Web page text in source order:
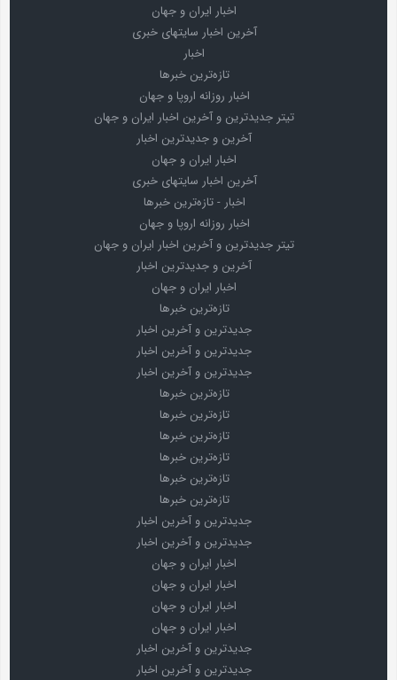
اخبار ایران و جهان
آخرین اخبار سایتهای خبری
اخبار
تازه‌ترین خبرها
اخبار روزانه اروپا و جهان
تیتر جدیدترین و آخرین اخبار ایران و جهان
آخرین و جدیدترین اخبار
اخبار ایران و جهان
آخرین اخبار سایتهای خبری
اخبار - تازه‌ترین خبرها
اخبار روزانه اروپا و جهان
تیتر جدیدترین و آخرین اخبار ایران و جهان
آخرین و جدیدترین اخبار
اخبار ایران و جهان
تازه‌ترین خبرها
جدیدترین و آخرین اخبار
جدیدترین و آخرین اخبار
جدیدترین و آخرین اخبار
تازه‌ترین خبرها
تازه‌ترین خبرها
تازه‌ترین خبرها
تازه‌ترین خبرها
تازه‌ترین خبرها
تازه‌ترین خبرها
جدیدترین و آخرین اخبار
جدیدترین و آخرین اخبار
اخبار ایران و جهان
اخبار ایران و جهان
اخبار ایران و جهان
اخبار ایران و جهان
جدیدترین و آخرین اخبار
جدیدترین و آخرین اخبار